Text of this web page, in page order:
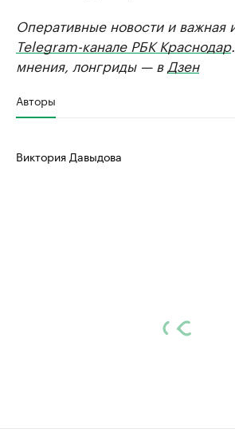
Оперативные новости и
Telegram-канале РБК Краснодар
мнения, лонгриды — в Дзен
Авторы
Виктория Давыдова